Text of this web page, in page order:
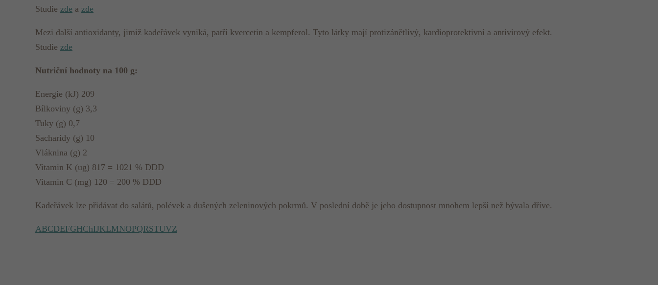
Studie zde a zde
Mezi další antioxidanty, jimiž kadeřávek vyniká, patří kvercetin a kempferol. Tyto látky mají protizánětlivý, kardioprotektivní a antivirový efekt.
Studie zde
Nutriční hodnoty na 100 g:
Energie (kJ) 209
Bílkoviny (g) 3,3
Tuky (g) 0,7
Sacharidy (g) 10
Vláknina (g) 2
Vitamin K (ug) 817 = 1021 % DDD
Vitamin C (mg) 120 = 200 % DDD
Kadeřávek lze přidávat do salátů, polévek a dušených zeleninových pokrmů. V poslední době je jeho dostupnost mnohem lepší než bývala dříve.
ABCDEFGHChIJKLMNOPQRSTUVZ